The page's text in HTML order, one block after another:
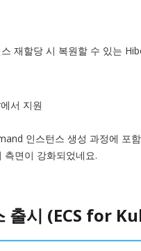
재할당 시 복원할 수 있는
서 지원
인스턴스 생성 과정에 포
면이 강화되었네요.
출시 (ECS for